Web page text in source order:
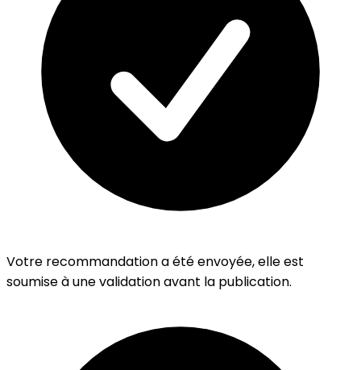
Votre recommandation a été envoyée, elle est
soumise à une validation avant la publication.